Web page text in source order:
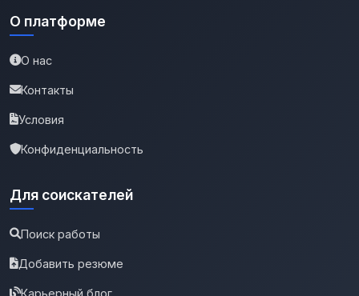
О платформе
О нас
Контакты
Условия
Конфиденциальность
Для соискателей
Поиск работы
Добавить резюме
Карьерный блог